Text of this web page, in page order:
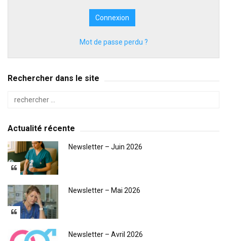
Mot de passe perdu ?
Rechercher dans le site
Actualité récente
Newsletter – Juin 2026
Newsletter – Mai 2026
Newsletter – Avril 2026